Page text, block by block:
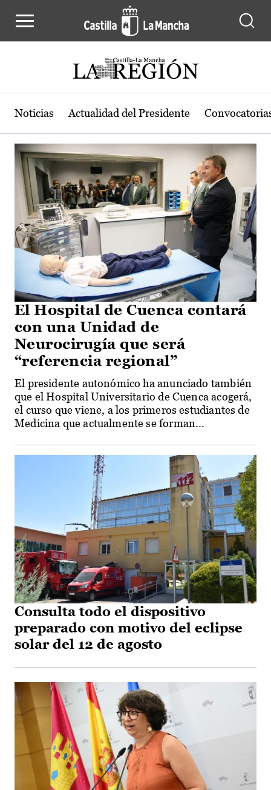
Actualidad de la región de Castilla-
Noticias Actualidad del Presidente
El Hospital de Cuenca contará
con una Unidad de
Neurocirugía que será
“referencia regional”
El presidente autonómico ha anunciado también
que el Hospital Universitario de Cuenca acogerá,
el curso que viene, a los primeros estudiantes de
Medicina que actualmente se forman...
Consulta todo el dispositivo
preparado con motivo del eclipse
solar del 12 de agosto